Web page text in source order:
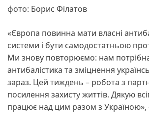
фото: Борис Філатов
«Європа повинна мати власні
системи і бути самодостатньою
Ми знову повторюємо: нам
антибалістика та зміцнення
зараз. Цей тиждень – робота з
посилення захисту життів. Дякую
працює над цим разом з Україною»,